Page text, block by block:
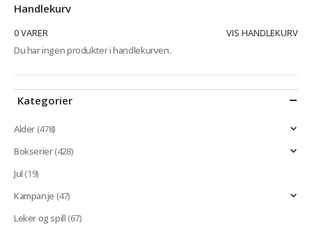
Handlekurv
0 VARER
VIS HANDLEKURV
Du har ingen produkter i handlekurven.
Kategorier
Alder(478)
Bokserier(428)
Jul(19)
Kampanje (47)
Leker og spill(67)